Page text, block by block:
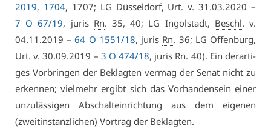
2019, 1704, 1707; LG Düs­sel­dorf, Urt. v. 31.03.2020 –
7 O 67/19, ju­ris Rn. 35, 40; LG In­gol­stadt, Beschl. v.
04.11.2019 –64 O 1551/18, ju­ris Rn. 36; LG Of­fen­burg,
Urt. v. 30.09.2019 – 3 O 474/18, ju­ris Rn. 40). Ein der­ar­ti­
ges Vor­brin­gen der Be­klag­ten ver­mag der Se­nat nicht zu
er­ken­nen; viel­mehr er­gibt sich das Vor­han­den­sein ei­ner
un­zu­läs­si­gen Ab­schalt­ein­rich­tung aus dem ei­ge­nen
(zweit­in­stanz­li­chen) Vor­trag der Be­klag­ten.